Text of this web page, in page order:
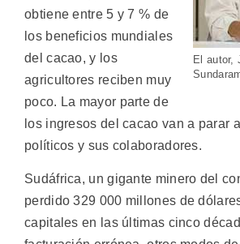
El autor,
obtiene entre 5 y 7 % de
los beneficios mundiales
del cacao, y los
agricultores reciben muy
poco. La mayor parte de
los ingresos del cacao van a parar
políticos y sus colaboradores.
Sudáfrica, un gigante minero del
perdido 329 000 millones de
capitales en las últimas cinco